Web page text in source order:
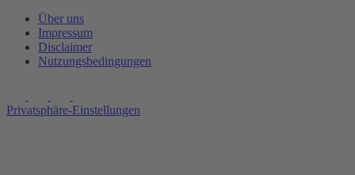
Über uns
Impressum
Disclaimer
Nutzungsbedingungen
Privatsphäre-Einstellungen